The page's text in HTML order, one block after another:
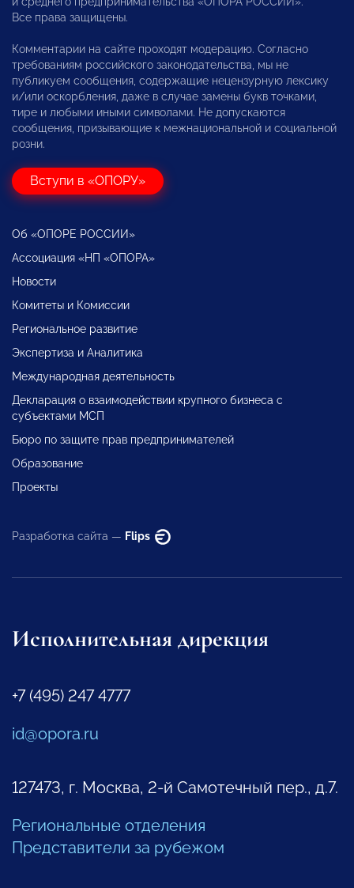
Все права защищены.
Комментарии на сайте проходят модерацию. Согласно
требованиям российского законодательства, мы не
публикуем сообщения, содержащие нецензурную лексику
и/или оскорбления, даже в случае замены букв точками,
тире и любыми иными символами. Не допускаются
сообщения, призывающие к межнациональной и социальной
розни.
Вступи в «ОПОРУ»
Об «ОПОРЕ РОССИИ»
Ассоциация «НП «ОПОРА»
Новости
Комитеты и Комиссии
Региональное развитие
Экспертиза и Аналитика
Международная деятельность
Декларация о взаимодействии крупного бизнеса с
субъектами МСП
Бюро по защите прав предпринимателей
Образование
Проекты
Разработка сайта — Flips
Исполнительная дирекция
+7 (495) 247 4777
id@opora.ru
127473, г. Москва, 2-й Самотечный пер., д.7.
Региональные отделения
Представители за рубежом